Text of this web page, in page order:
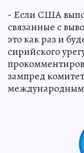
- Если США
связанные с
это как раз и
сирийского
зампред